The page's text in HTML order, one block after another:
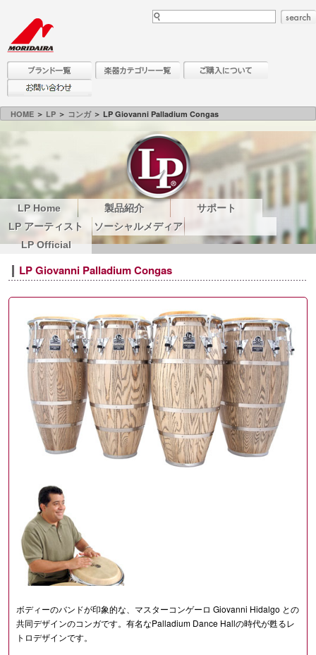
HOME ＞ LP ＞ コンガ＞ LP Giovanni Palladium Congas
LP Home 製品紹介
サポート
LP アーティスト
ソーシャルメディア
LP Official
LP Giovanni Palladium Congas
ボディーのバンドが印象的な、マスターコンゲーロ Giovanni Hidalgo との
共同デザインのコンガです。有名なPalladium Dance Hallの時代が甦るレ
トロデザインです。